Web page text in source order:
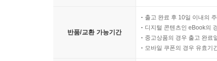
반품/교환 가능기간
출고 완료 후 10일 이내의
디지털 콘텐츠인 eBook의
중고상품의 경우 출고 완료
모바일 쿠폰의 경우 유효기